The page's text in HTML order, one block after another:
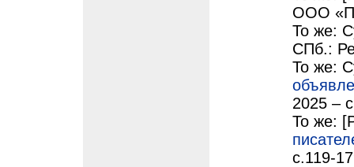
ООО
То же:
СПб.:
То же:
2025 –
То же:
с.119-